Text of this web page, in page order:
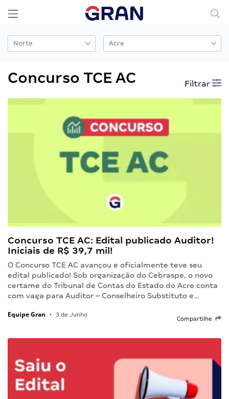
Concurso TCE AC Filtrar
Concurso TCE AC: Edital publicado Auditor!
Iniciais de R$ 39,7 mil!
O Concurso TCE AC avançou e oficialmente teve seu
edital publicado! Sob organização do Cebraspe, o novo
certame do Tribunal de Contas do Estado do Acre conta
com vaga para Auditor – Conselheiro Substituto e…
Equipe Gran • 3 de Junho
Compartilhe